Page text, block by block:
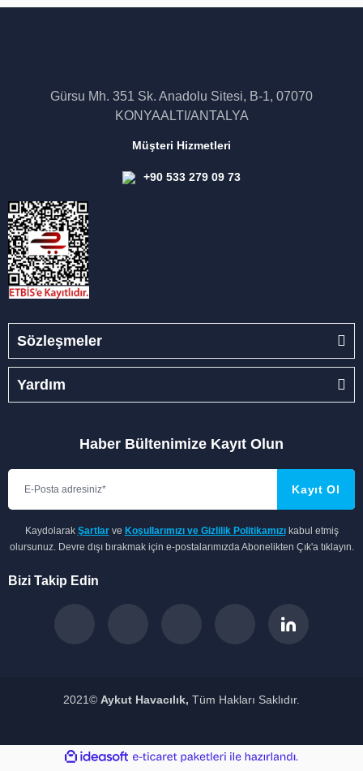
Gürsu Mh. 351 Sk. Anadolu Sitesi, B-1, 07070
KONYAALTI/ANTALYA
Müşteri Hizmetleri
+90 533 279 09 73
Sözleşmeler
Yardım
Haber Bültenimize Kayıt Olun
Kayıt Ol
Kaydolarak Şartlarve Koşullarımızı ve Gizlilik Politikamızıkabul etmiş
olursunuz. Devre dışı bırakmak için e-postalarımızda Abonelikten Çık'a tıklayın.
Bizi Takip Edin
2021© Aykut Havacılık, Tüm Hakları Saklıdır.
ideasoft
e-